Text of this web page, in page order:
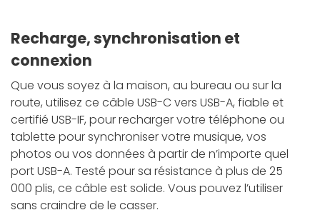
Recharge, synchronisation et
connexion
Que vous soyez à la maison, au bureau ou sur la
route, utilisez ce câble USB-C vers USB-A, fiable et
certifié USB-IF, pour recharger votre téléphone ou
tablette pour synchroniser votre musique, vos
photos ou vos données à partir de n’importe quel
port USB-A. Testé pour sa résistance à plus de 25
000 plis, ce câble est solide. Vous pouvez l’utiliser
sans craindre de le casser.